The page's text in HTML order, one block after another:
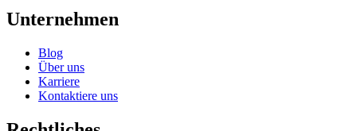
Unternehmen
Blog
Über uns
Karriere
Kontaktiere uns